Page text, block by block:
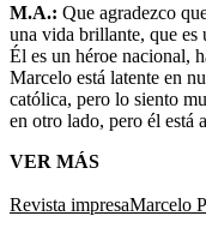
M.A.: Que agradezco
una vida brillante, que es
Él es un héroe nacional,
Marcelo está latente en
católica, pero lo siento
en otro lado, pero él está
VER MÁS
Revista impresaMarcelo